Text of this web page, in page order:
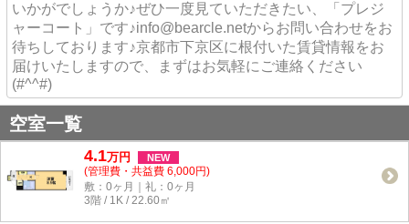
いかがでしょうか♪ぜひ一度見ていただきたい、「プレジ
ャーコート」です♪info@bearcle.netからお問い合わせをお
待ちしております♪京都市下京区に根付いた賃貸情報をお
届けいたしますので、まずはお気軽にご連絡ください
(#^^#)
空室一覧
4.1万円 NEW
(管理費・共益費 6,000円)
敷：0ヶ月｜礼：0ヶ月
3階 / 1K / 22.60㎡